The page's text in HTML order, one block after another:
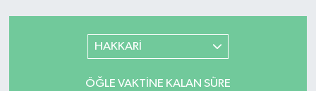
HAKKARİ
ÖĞLE VAKTINE KALAN SÜRE